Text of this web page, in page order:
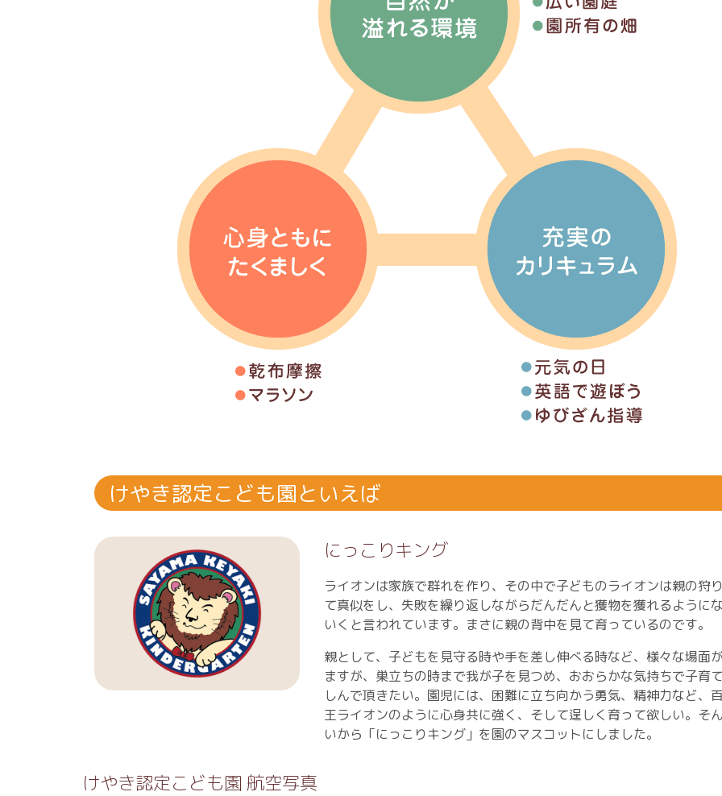
けやき認定こども園といえば
にっこりキング
ライオンは家族で群れを作り、その中で子どものライオンは親の狩
て真似をし、失敗を繰り返しながらだんだんと獲物を獲れるように
いくと言われています。まさに親の背中を見て育っているのです。
親として、子どもを見守る時や手を差し伸べる時など、様々な場面
ますが、巣立ちの時まで我が子を見つめ、おおらかな気持ちで子育
しんで頂きたい。園児には、困難に立ち向かう勇気、精神力など、
王ライオンのように心身共に強く、そして逞しく育って欲しい。そ
いから「にっこりキング」を園のマスコットにしました。
けやき認定こども園 航空写真